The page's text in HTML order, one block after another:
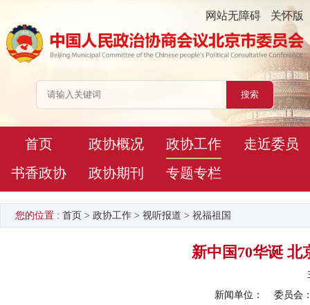
网站无障碍 关怀版
首页 政协概况 政协工作
走近委员
书香政协
政协期刊 专题专栏
您的位置 : 首页 > 政协工作 > 视听报道 > 祝福祖国
新中国70华诞 北
新闻单位：
委员会